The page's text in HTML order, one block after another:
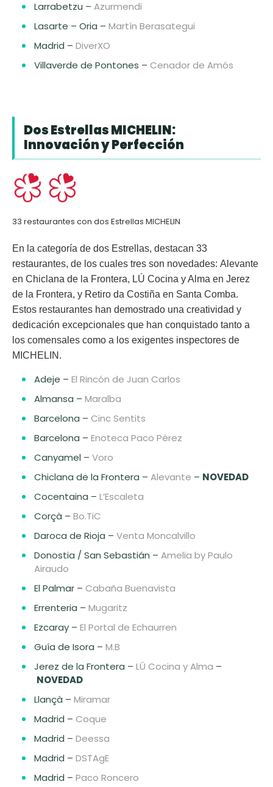
Larrabetzu – Azurmendi
Lasarte – Oria – Martín Berasategui
Madrid – DiverXO
Villaverde de Pontones – Cenador de Amós
Dos Estrellas MICHELIN:
Innovación y Perfección
33 restaurantes con dos Estrellas MICHELIN
En la categoría de dos Estrellas, destacan 33
restaurantes, de los cuales tres son novedades: Alevante
en Chiclana de la Frontera, LÚ Cocina y Alma en Jerez
de la Frontera, y Retiro da Costiña en Santa Comba.
Estos restaurantes han demostrado una creatividad y
dedicación excepcionales que han conquistado tanto a
los comensales como a los exigentes inspectores de
MICHELIN.
Adeje – El Rincón de Juan Carlos
Almansa – Maralba
Barcelona – Cinc Sentits
Barcelona – Enoteca Paco Pérez
Canyamel – Voro
Chiclana de la Frontera – Alevante – NOVEDAD
Cocentaina – L’Escaleta
Corçà – Bo.TiC
Daroca de Rioja – Venta Moncalvillo
Donostia / San Sebastián – Amelia by Paulo
Airaudo
El Palmar – Cabaña Buenavista
Errenteria – Mugaritz
Ezcaray – El Portal de Echaurren
Guía de Isora – M.B
Jerez de la Frontera – LÚ Cocina y Alma –
NOVEDAD
Llançà – Miramar
Madrid – Coque
Madrid – Deessa
Madrid – DSTAgE
Madrid – Paco Roncero